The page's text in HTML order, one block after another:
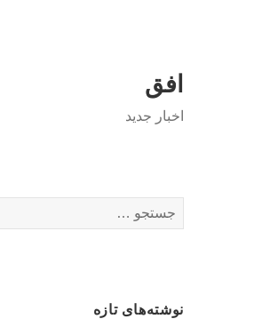
افق
اخبار جدید
برای:
نوشته‌های تازه